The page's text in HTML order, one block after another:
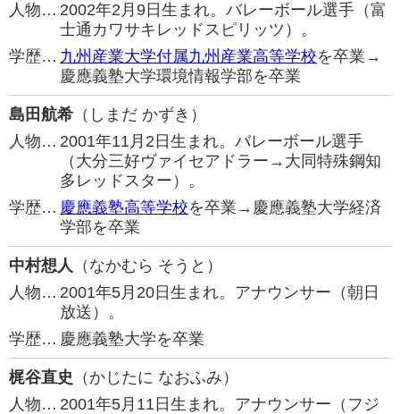
人物… 2002年2月9日生まれ。バレーボール選手（富
士通カワサキレッドスピリッツ）。
学歴… 九州産業大学付属九州産業高等学校を卒業→
慶應義塾大学環境情報学部を卒業
島田航希 （しまだ かずき）
人物… 2001年11月2日生まれ。バレーボール選手
（大分三好ヴァイセアドラー→大同特殊鋼知
多レッドスター）。
学歴… 慶應義塾高等学校を卒業→慶應義塾大学経済
学部を卒業
中村想人 （なかむら そうと）
人物… 2001年5月20日生まれ。アナウンサー（朝日
放送）。
学歴… 慶應義塾大学を卒業
梶谷直史 （かじたに なおふみ）
人物… 2001年5月11日生まれ。アナウンサー（フジ